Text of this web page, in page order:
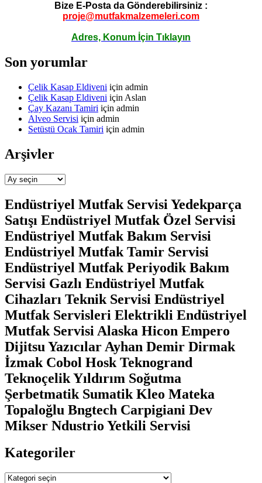
Bize E-Posta da Gönderebilirsiniz :
proje@mutfakmalzemeleri.com
Adres, Konum İçin Tıklayın
Son yorumlar
Çelik Kasap Eldiveni için admin
Çelik Kasap Eldiveni için Aslan
Çay Kazanı Tamiri için admin
Alveo Servisi için admin
Setüstü Ocak Tamiri için admin
Arşivler
Arşivler
Endüstriyel Mutfak Servisi Yedekparça
Satışı Endüstriyel Mutfak Özel Servisi
Endüstriyel Mutfak Bakım Servisi
Endüstriyel Mutfak Tamir Servisi
Endüstriyel Mutfak Periyodik Bakım
Servisi Gazlı Endüstriyel Mutfak
Cihazları Teknik Servisi Endüstriyel
Mutfak Servisleri Elektrikli Endüstriyel
Mutfak Servisi Alaska Hicon Empero
Dijitsu Yazıcılar Ayhan Demir Dirmak
İzmak Cobol Hosk Teknogrand
Teknoçelik Yıldırım Soğutma
Şerbetmatik Sumatik Kleo Mateka
Topaloğlu Bngtech Carpigiani Dev
Mikser Ndustrio Yetkili Servisi
Kategoriler
Kategoriler